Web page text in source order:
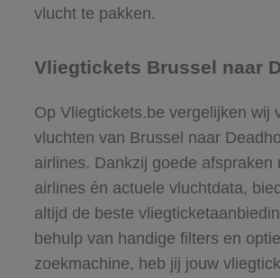
vlucht te pakken.
Vliegtickets Brussel naar
Op Vliegtickets.be vergelijken wij
vluchten van Brussel naar
airlines. Dankzij goede afspraken
airlines én actuele vluchtdata,
altijd de beste
behulp van handige filters en
zoekmachine, heb jij jouw